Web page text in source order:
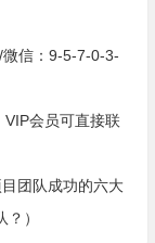
信：9-5-7-0-3-
会员可直接联
团队成功的六大
）